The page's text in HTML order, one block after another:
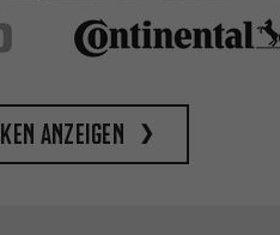
anzeigen